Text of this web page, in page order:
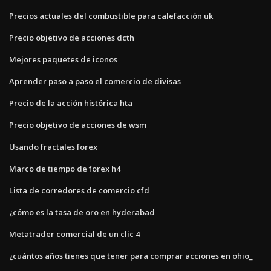
Precios actuales del combustible para calefacción uk
Precio objetivo de acciones dcth
Mejores paquetes de iconos
Aprender paso a paso el comercio de divisas
Precio de la acción histórica hta
Precio objetivo de acciones de wsm
Usando fractales forex
Marco de tiempo de forex h4
Lista de corredores de comercio cfd
¿cómo es la tasa de oro en hyderabad
Metatrader comercial de un clic 4
¿cuántos años tienes que tener para comprar acciones en ohio_